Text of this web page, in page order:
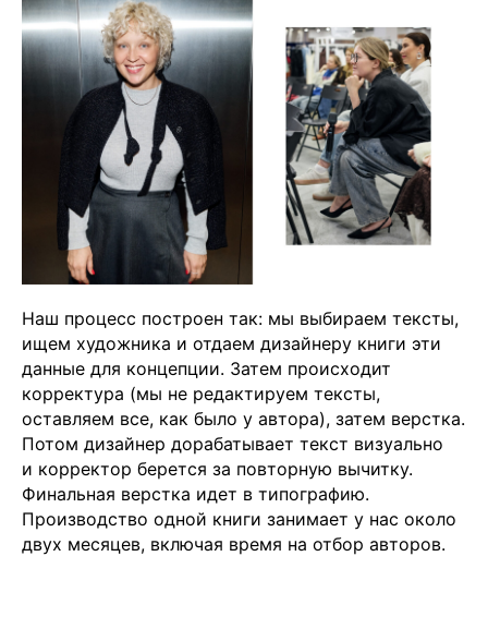
Наш процесс построен так: мы выбираем тексты,
ищем художника и отдаем дизайнеру книги эти
данные для концепции. Затем происходит
корректура (мы не редактируем тексты,
оставляем все, как было у автора), затем верстка.
Потом дизайнер дорабатывает текст визуально
и корректор берется за повторную вычитку.
Финальная верстка идет в типографию.
Производство одной книги занимает у нас около
двух месяцев, включая время на отбор авторов.